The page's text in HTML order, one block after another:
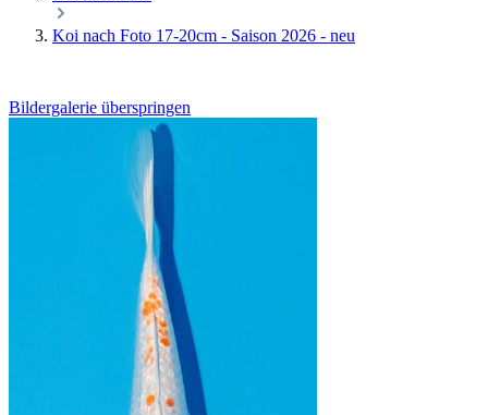
Koi nach Foto 17-20cm - Saison 2026 - neu
Bildergalerie überspringen